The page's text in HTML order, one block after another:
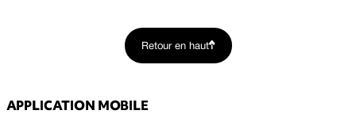
Retour en haut
APPLICATION MOBILE